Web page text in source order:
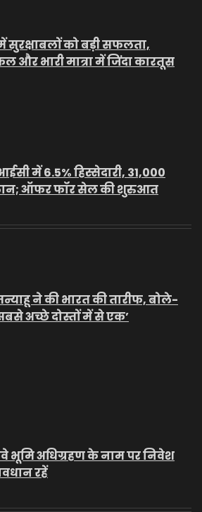
सुरक्षाबलों को बड़ी सफलता,
और भारी मात्रा में जिंदा कारतूस
में 6.5% हिस्सेदारी, 31,000
ऑफर फॉर सेल की शुरुआत
ने की भारत की तारीफ, बोले-
अच्छे दोस्तों में से एक’
भूमि अधिग्रहण के नाम पर निवेश
रहें